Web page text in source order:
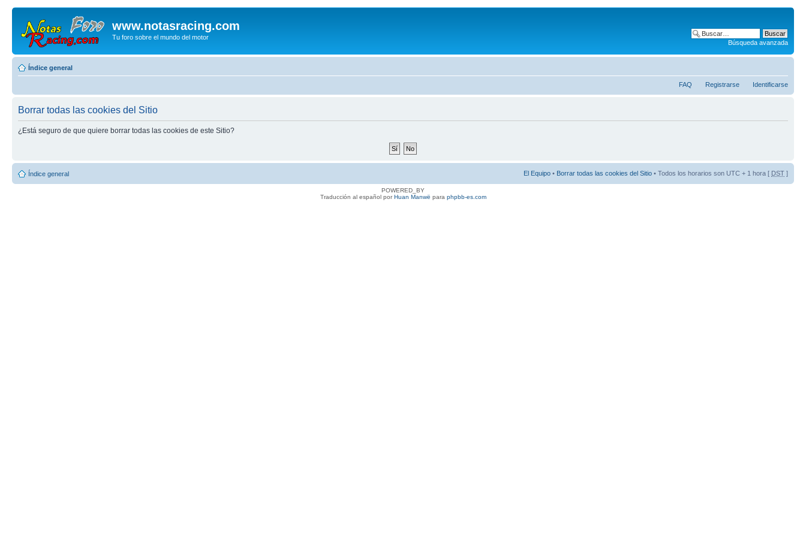
www.notasracing.com
Tu foro sobre el mundo del motor
Búsqueda avanzada
Índice general
FAQ Registrarse Identificarse
Borrar todas las cookies del Sitio
¿Está seguro de que quiere borrar todas las cookies de este Sitio?
Índice general El Equipo • Borrar todas las cookies del Sitio • Todos los horarios son UTC + 1 hora [ DST ]
POWERED_BY
Traducción al español porHuan Manwë para phpbb-es.com